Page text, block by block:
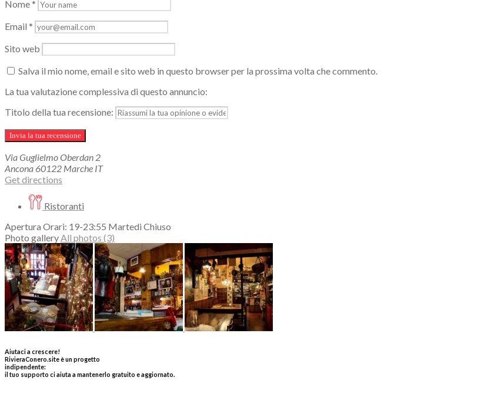
Nome*
Email *
Sito web
Salva il mio nome, email e sito web in questo browser per la prossima volta che commento.
La tua valutazione complessiva di questo annuncio:
Titolo della tua recensione:
Via Guglielmo Oberdan 2
Ancona 60122 Marche IT
Get directions
Ristoranti
Apertura Orari: 19-23:55 Martedi Chiuso
Photo galleryAll photos (3)
Aiutaci a crescere!
RivieraConero.site è un progetto
indipendente:
il tuo supporto ci aiuta a mantenerlo gratuito e aggiornato.